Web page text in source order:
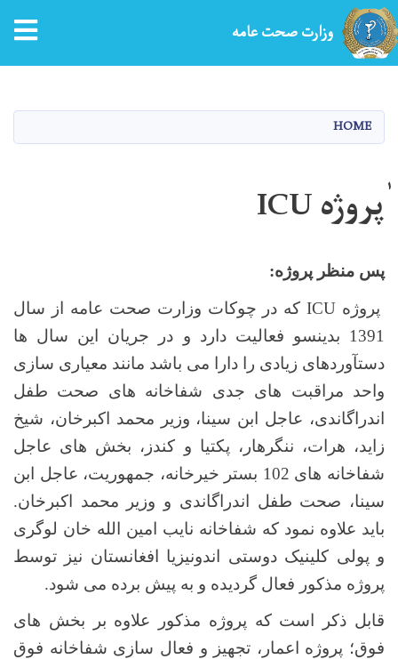
content
وزارت صحت عامه
HOME
ٰپروژه ICU
پس منظر پروژه:
پروژه ICUکه در چوکات وزارت صحت عامه از سال
1391 بدینسو فعالیت دارد و در جریان این سال ها
دستآوردهای زیادی را دارا می باشد مانند معیاری سازی
واحد مراقبت های جدی شفاخانه های صحت طفل
اندراگاندی، عاجل ابن سینا، وزیر محمد اکبرخان، شیخ
زاید، هرات، ننگرهار، پکتیا و کندز، بخش های عاجل
شفاخانه های 102 بستر خیرخانه، جمهوریت، عاجل ابن
سینا، صحت طفل اندراگاندی و وزیر محمد اکبرخان.
باید علاوه نمود که شفاخانه نایب امین الله خان لوگری
و پولی کلینیک دوستی اندونیزیا افغانستان نیز توسط
پروژه مذکور فعال گردیده و به پیش برده می شود.
قابل ذکر است که پروژه مذکور علاوه بر بخش های
فوق؛ پروژه اعمار، تجهیز و فعال سازی شفاخانه فوق